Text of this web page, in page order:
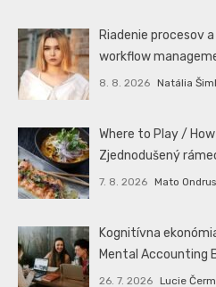
Riadenie procesov
workflow
8. 8. 2026 Natália
Where to Play /
Zjednodušený
7. 8. 2026 Mato Ondrus
Kognitívna
Mental Accounting
26. 7. 2026 Lucie